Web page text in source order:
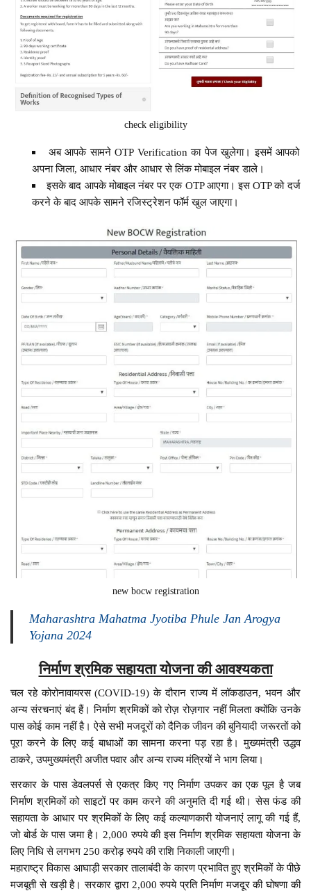
check eligibility
अब आपके सामने OTP Verification का पेज खुलेगा। इसमें आपको
अपना जिला, आधार नंबर और आधार से लिंक मोबाइल नंबर डाले।
इसके बाद आपके मोबाइल नंबर पर एक OTP आएगा। इस OTP को दर्ज
करने के बाद आपके सामने रजिस्ट्रेशन फॉर्म खुल जाएगा।
new bocw registration
Maharashtra Mahatma Jyotiba Phule Jan Arogya
Yojana 2024
निर्माण श्रमिक सहायता योजना की आवश्यकता
चल रहे कोरोनावायरस (COVID-19) के दौरान राज्य में लॉकडाउन, भवन और
अन्य संरचनाएं बंद हैं। निर्माण श्रमिकों को रोज़ रोज़गार नहीं मिलता क्योंकि उनके
पास कोई काम नहीं है। ऐसे सभी मजदूरों को दैनिक जीवन की बुनियादी जरूरतों को
पूरा करने के लिए कई बाधाओं का सामना करना पड़ रहा है। मुख्यमंत्री उद्धव
ठाकरे, उपमुख्यमंत्री अजीत पवार और अन्य राज्य मंत्रियों ने भाग लिया।
सरकार के पास डेवलपर्स से एकत्र किए गए निर्माण उपकर का एक पूल है जब
निर्माण श्रमिकों को साइटों पर काम करने की अनुमति दी गई थी। सेस फंड की
सहायता के आधार पर श्रमिकों के लिए कई कल्याणकारी योजनाएं लागू की गई हैं,
जो बोर्ड के पास जमा है। 2,000 रुपये की इस निर्माण श्रमिक सहायता योजना के
लिए निधि से लगभग 250 करोड़ रुपये की राशि निकाली जाएगी।
महाराष्ट्र विकास आघाड़ी सरकार तालाबंदी के कारण प्रभावित हुए श्रमिकों के पीछे
मजबूती से खड़ी है। सरकार द्वारा 2,000 रुपये प्रति निर्माण मजदूर की घोषणा की